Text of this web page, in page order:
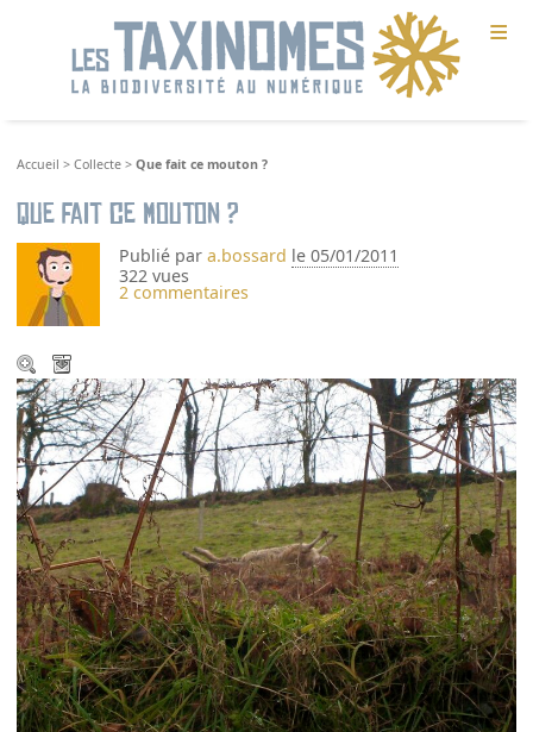
≡
Accueil >Collecte >Que fait ce mouton ?
Que fait ce mouton ?
Publié para.bossard le 05/01/2011
322 vues
2 commentaires